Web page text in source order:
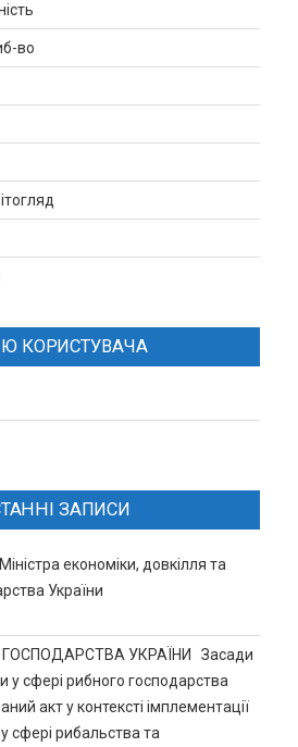
во
КОРИСТУВАЧА
ЗАПИСИ
економіки, довкілля та
України
УКРАЇНИ Засади
у сфері рибного господарства
акт у контексті імплементації
сфері рибальства та